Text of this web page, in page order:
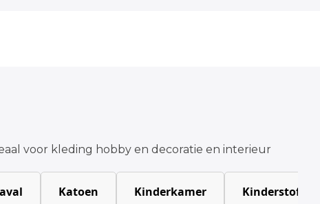
voor kleding hobby en decoratie en interieur
Katoen Kinderkamer Kinderstoffen